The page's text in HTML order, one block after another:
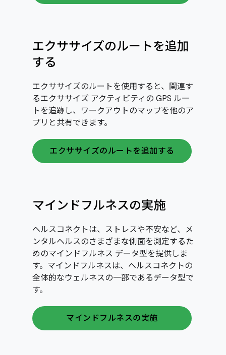
エクササイズのルートを追加
する
エクササイズのルートを使用すると、関連す
るエクササイズ アクティビティの GPS ルー
トを追跡し、ワークアウトのマップを他のア
プリと共有できます。
エクササイズのルートを追加する
マインドフルネスの実施
ヘルスコネクトは、ストレスや不安など、メ
ンタルヘルスのさまざまな側面を測定するた
めのマインドフルネス データ型を提供しま
す。マインドフルネスは、ヘルスコネクトの
全体的なウェルネスの一部であるデータ型で
す。
マインドフルネスの実施